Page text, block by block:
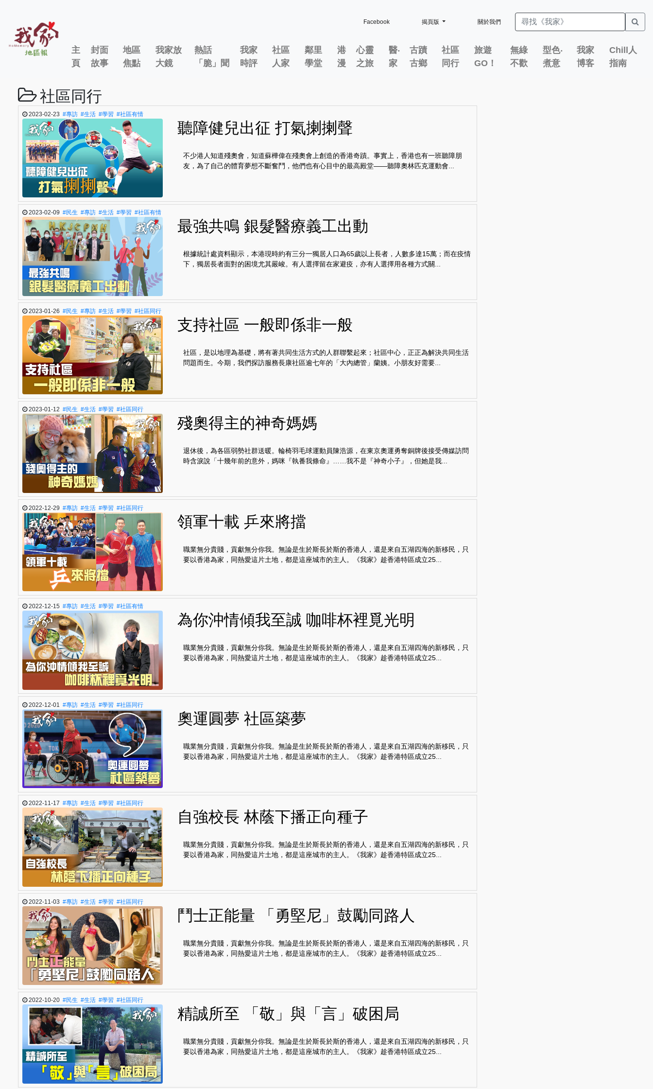
Facebook 揭頁版 關於我們
主
頁
封面
故事
地區
焦點
我家放
大鏡
熱話
「脆」聞
我家
時評
社區
人家
鄰里
學堂
港
漫
心靈
之旅
醫‧
家
古蹟
古鄉
社區
同行
旅遊
GO！
無綠
不歡
型色‧
煮意
我家
博客
Chill人
指南
社區同行
2023-02-23 #專訪 #生活 #學習 #社區有情
聽障健兒出征 打氣揦揦聲
不少港人知道殘奧會，知道蘇樺偉在殘奧會上創造的香港奇蹟。事實上，香港也有一班聽障朋
友，為了自己的體育夢想不斷奮鬥，他們也有心目中的最高殿堂——聽障奧林匹克運動會...
2023-02-09 #民生 #專訪 #生活 #學習 #社區有情
最強共鳴 銀髮醫療義工出動
根據統計處資料顯示，本港現時約有三分一獨居人口為65歲以上長者，人數多達15萬；而在疫情
下，獨居長者面對的困境尤其嚴峻。有人選擇留在家避疫，亦有人選擇用各種方式關...
2023-01-26 #民生 #專訪 #生活 #學習 #社區同行
支持社區 一般即係非一般
社區，是以地理為基礎，將有著共同生活方式的人群聯繫起來；社區中心，正正為解決共同生活
問題而生。今期，我們探訪服務長康社區逾七年的「大內總管」蘭姨。小朋友好需要...
2023-01-12 #民生 #生活 #學習 #社區同行
殘奧得主的神奇媽媽
退休後，為各區弱勢社群送暖。輪椅羽毛球運動員陳浩源，在東京奧運勇奪銅牌後接受傳媒訪問
時含淚說「十幾年前的意外，媽咪『執番我條命』……我不是『神奇小子』，但她是我...
2022-12-29 #專訪 #生活 #學習 #社區同行
領軍十載 乒來將擋
職業無分貴賤，貢獻無分你我。無論是生於斯長於斯的香港人，還是來自五湖四海的新移民，只
要以香港為家，同熱愛這片土地，都是這座城市的主人。《我家》趁香港特區成立25...
2022-12-15 #專訪 #生活 #學習 #社區有情
為你沖情傾我至誠 咖啡杯裡覓光明
職業無分貴賤，貢獻無分你我。無論是生於斯長於斯的香港人，還是來自五湖四海的新移民，只
要以香港為家，同熱愛這片土地，都是這座城市的主人。《我家》趁香港特區成立25...
2022-12-01 #專訪 #生活 #學習 #社區同行
奧運圓夢 社區築夢
職業無分貴賤，貢獻無分你我。無論是生於斯長於斯的香港人，還是來自五湖四海的新移民，只
要以香港為家，同熱愛這片土地，都是這座城市的主人。《我家》趁香港特區成立25...
2022-11-17 #專訪 #生活 #學習 #社區同行
自強校長 林蔭下播正向種子
職業無分貴賤，貢獻無分你我。無論是生於斯長於斯的香港人，還是來自五湖四海的新移民，只
要以香港為家，同熱愛這片土地，都是這座城市的主人。《我家》趁香港特區成立25...
2022-11-03 #專訪 #生活 #學習 #社區同行
鬥士正能量 「勇堅尼」鼓勵同路人
職業無分貴賤，貢獻無分你我。無論是生於斯長於斯的香港人，還是來自五湖四海的新移民，只
要以香港為家，同熱愛這片土地，都是這座城市的主人。《我家》趁香港特區成立25...
2022-10-20 #民生 #生活 #學習 #社區同行
精誠所至 「敬」與「言」破困局
職業無分貴賤，貢獻無分你我。無論是生於斯長於斯的香港人，還是來自五湖四海的新移民，只
要以香港為家，同熱愛這片土地，都是這座城市的主人。《我家》趁香港特區成立25...